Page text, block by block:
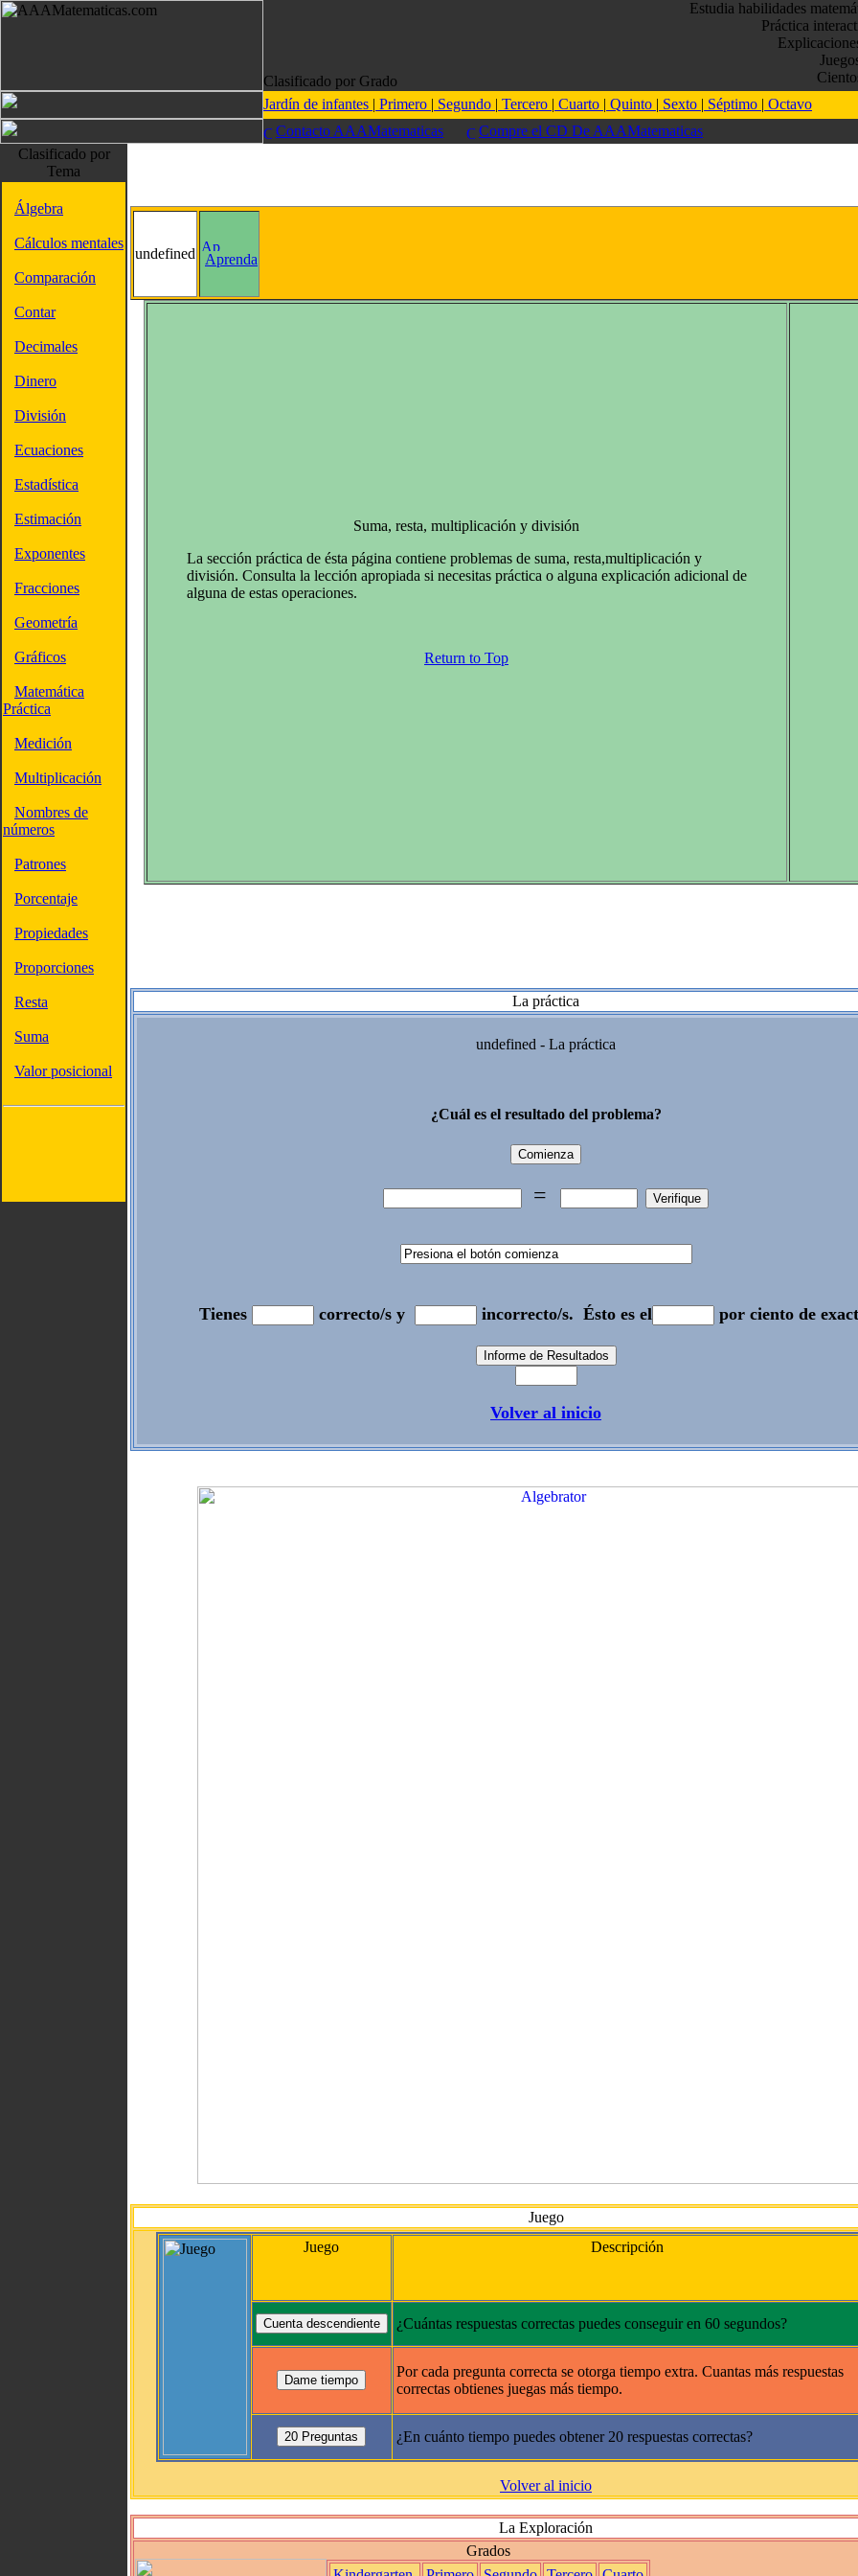
Clasificado por Grado
Estudia habilidades
Práctica
Jardín de infantes | Primero | Segundo | Tercero | Cuarto | Quinto | Sexto | Séptimo | Octavo
Contacto AAAMatematicas
Compre el CD De AAAMatematicas
Clasificado por
Tema
Álgebra
Cálculos mentales
Comparación
Contar
Decimales
Dinero
División
Ecuaciones
Estadística
Estimación
Exponentes
Fracciones
Geometría
Gráficos
Matemática
Práctica
Medición
Multiplicación
Nombres de
números
Patrones
Porcentaje
Propiedades
Proporciones
Resta
Suma
Valor posicional
undefined Aprenda
Suma, resta, multiplicación y división
La sección práctica de ésta página contiene problemas de suma, resta,multiplicación y
división. Consulta la lección apropiada si necesitas práctica o alguna explicación adicional de
alguna de estas operaciones.
Return to Top
La práctica
undefined - La práctica
¿Cuál es el resultado del problema?
=
Tienes correcto/s y incorrecto/s. Ésto es el por ciento de
Volver al inicio
Juego
Juego
Descripción
¿Cuántas respuestas correctas puedes conseguir en 60 segundos?
Por cada pregunta correcta se otorga tiempo extra. Cuantas más respuestas
correctas obtienes juegas más tiempo.
¿En cuánto tiempo puedes obtener 20 respuestas correctas?
Volver al inicio
La Exploración
Grados